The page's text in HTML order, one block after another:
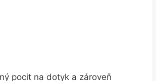
pocit na dotyk a zároveň